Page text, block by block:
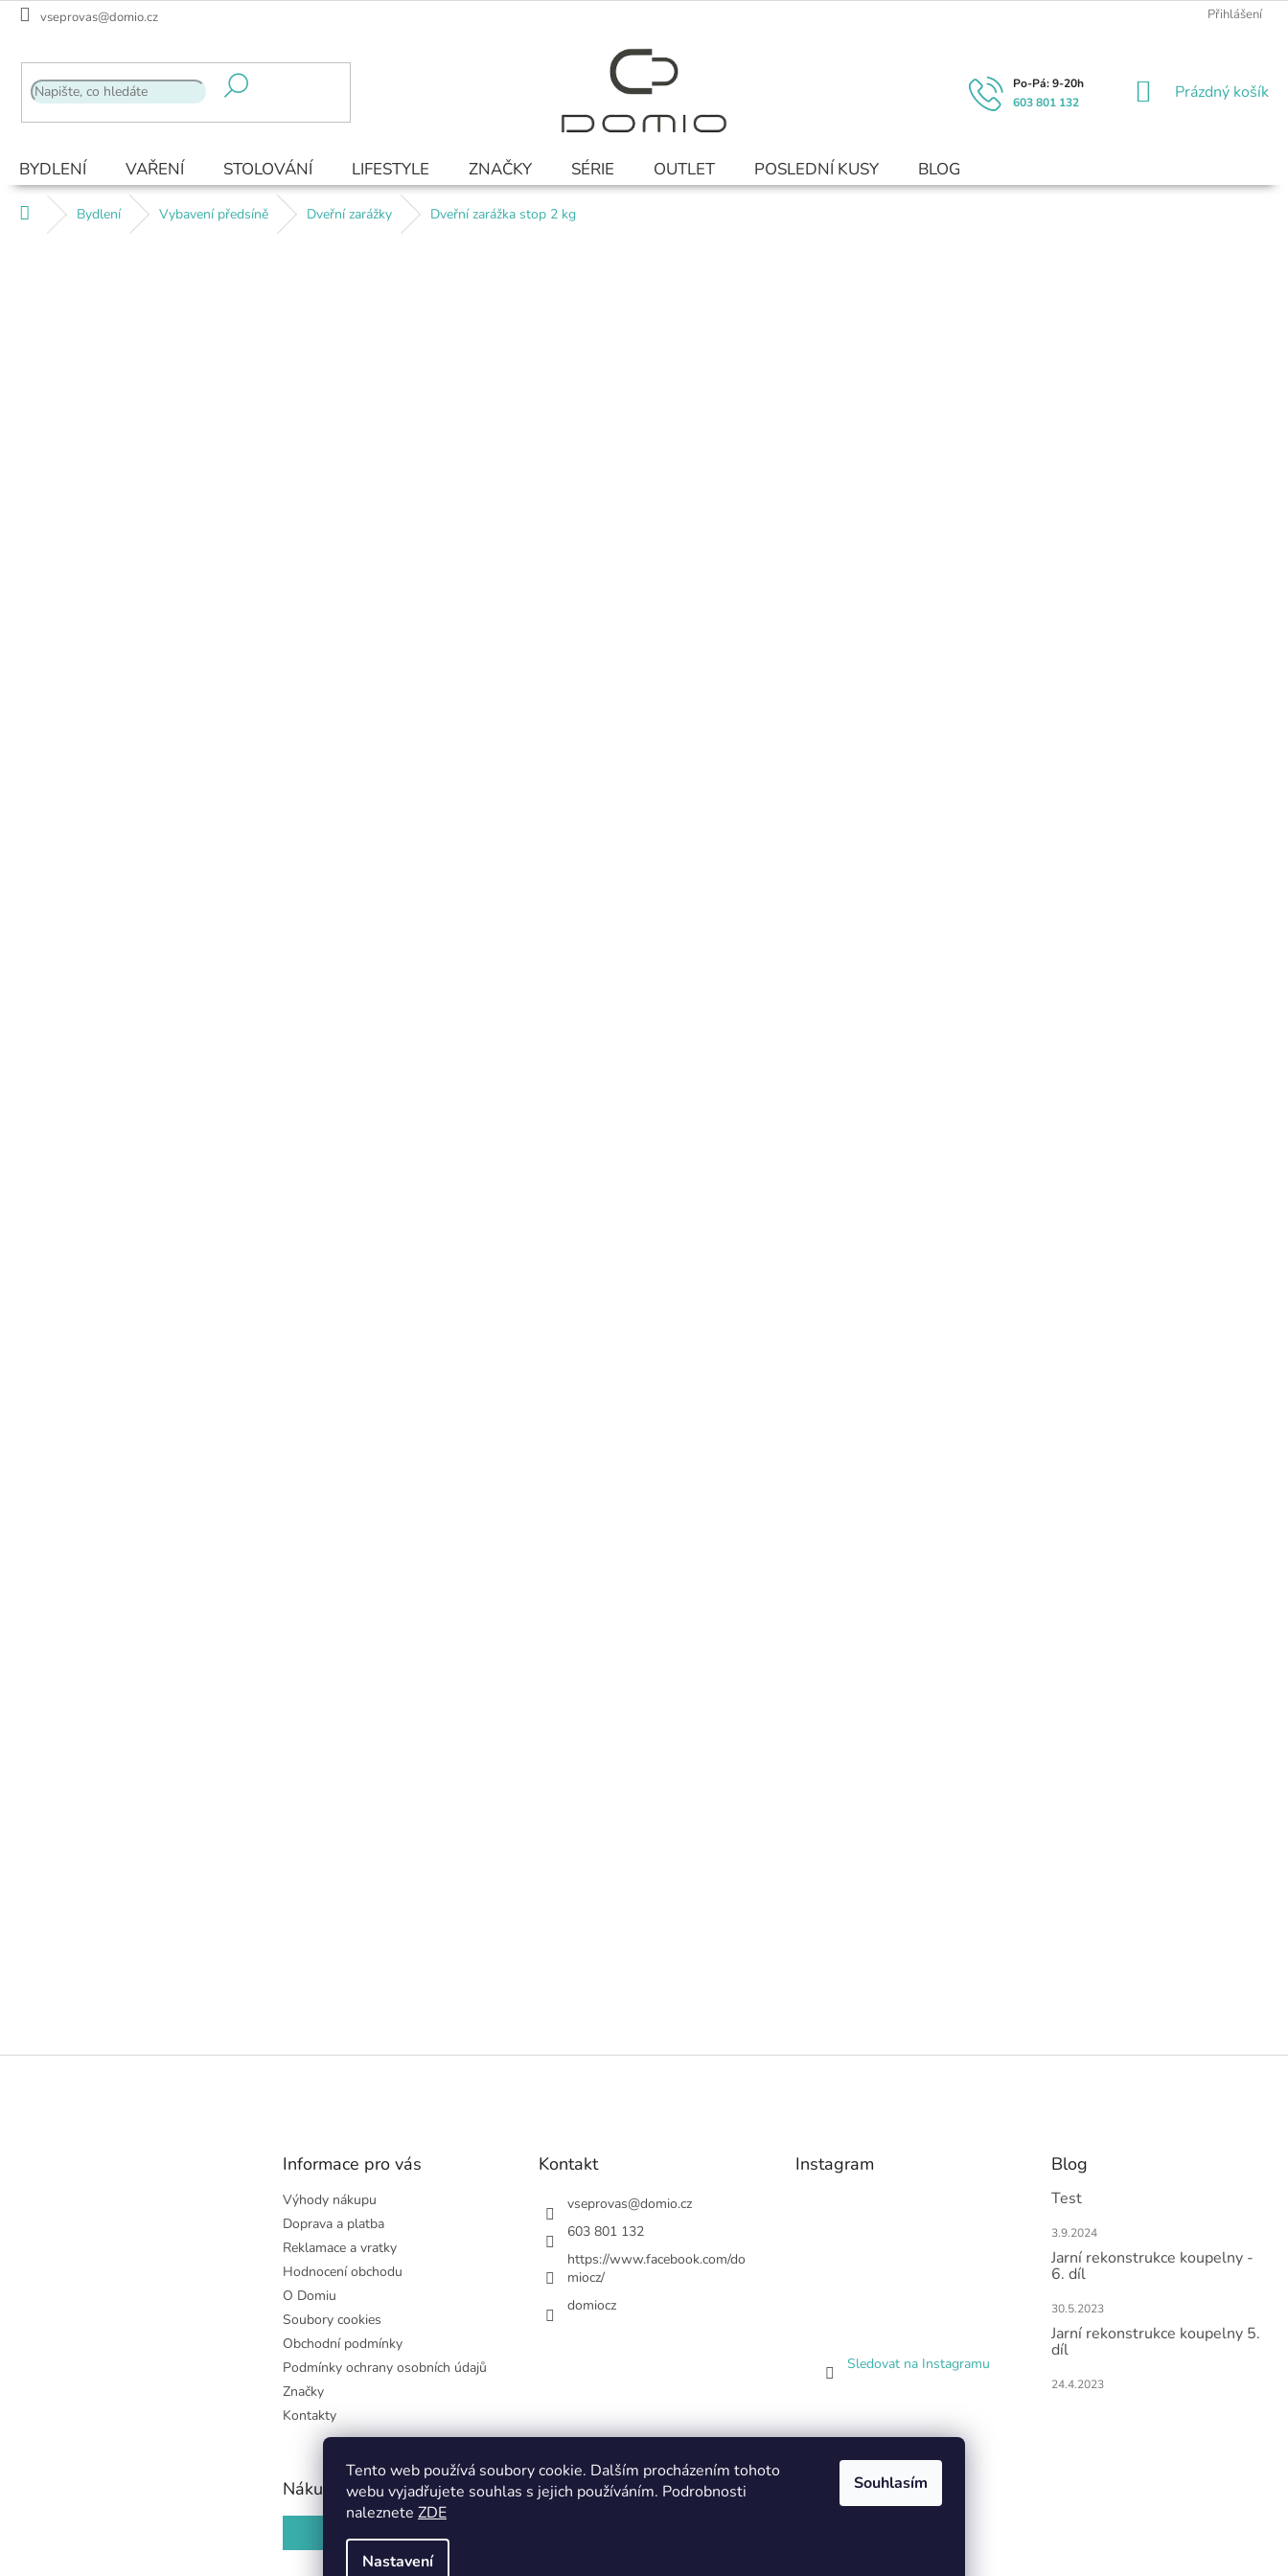
Tento web používá soubory cookie. Dalším procházením tohoto
webu vyjadřujete souhlas s jejich používáním. Podrobnosti
naleznete ZDE
Nastavení
Souhlasím
Přejít
vseprovas@domio.cz Přihlášení
603 801 132
NÁKUPNÍ
Prázdný košík
BYDLENÍ VAŘENÍ STOLOVÁNÍ LIFESTYLE ZNAČKY SÉRIE OUTLET POSLEDNÍ KUSY BLOG
Domů Bydlení Vybavení předsíně Dveřní zarážky Dveřní zarážka stop 2 kg
Z
Informace pro vás
Výhody nákupu
Doprava a platba
Reklamace a vratky
Hodnocení obchodu
O Domiu
Soubory cookies
Obchodní podmínky
Podmínky ochrany osobních údajů
Značky
Kontakty
Kontakt
vseprovas@domio.cz
603 801 132
https://www.facebook.com/do
miocz/
domiocz
Instagram
Sledovat na Instagramu
Blog
Test
3.9.2024
Jarní rekonstrukce koupelny -
6. díl
30.5.2023
Jarní rekonstrukce koupelny 5.
díl
24.4.2023
Nákupní košík